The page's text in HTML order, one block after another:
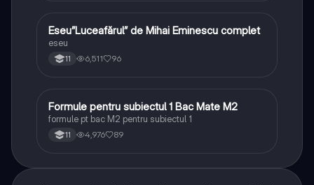
Limba și literatura română
Eseu”Luceafărul” de Mihai Eminescu complet
eseu
11 6,511 96
Matematică
Formule pentru subiectul 1 Bac Mate M2
formule pt bac M2 pentru subiectul 1
11 4,976 89